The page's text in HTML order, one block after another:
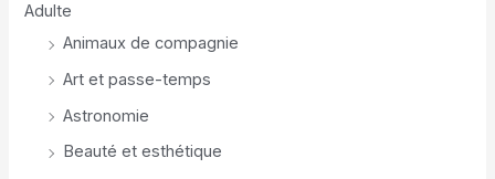
Adulte
Animaux de compagnie
Art et passe-temps
Astronomie
Beauté et esthétique